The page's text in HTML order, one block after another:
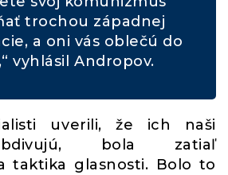
trochou západnej
a oni vás oblečú do
vyhlásil Andropov.
uverili, že ich naši
bola zatiaľ
taktika glasnosti. Bolo to